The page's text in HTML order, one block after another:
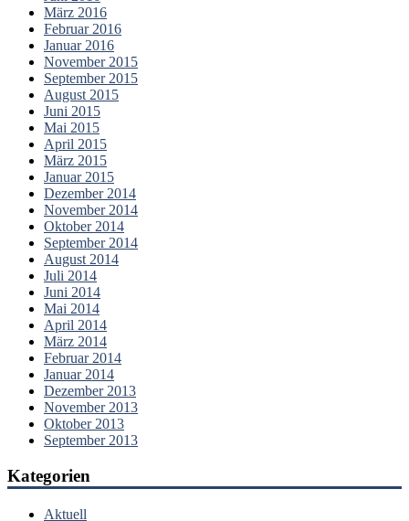
März 2016
Februar 2016
Januar 2016
November 2015
September 2015
August 2015
Juni 2015
Mai 2015
April 2015
März 2015
Januar 2015
Dezember 2014
November 2014
Oktober 2014
September 2014
August 2014
Juli 2014
Juni 2014
Mai 2014
April 2014
März 2014
Februar 2014
Januar 2014
Dezember 2013
November 2013
Oktober 2013
September 2013
Kategorien
Aktuell